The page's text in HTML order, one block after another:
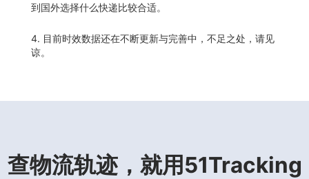
到国外选择什么快递比较合适。
4. 目前时效数据还在不断更新与完善中，不足之处，请见
谅。
查物流轨迹，就用51Tracking